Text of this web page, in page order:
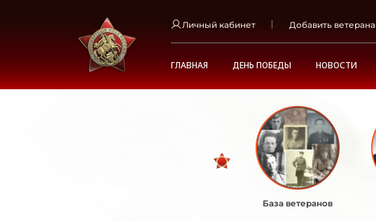
Личный кабинет Добавить ветерана
ГЛАВНАЯ ДЕНЬ ПОБЕДЫ НОВОСТИ
База ветеранов